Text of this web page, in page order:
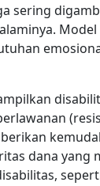
sering
Model
dana yang